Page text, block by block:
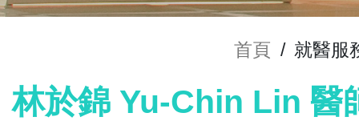
首頁 / 就醫服
林於錦 Yu-Chin Lin 醫